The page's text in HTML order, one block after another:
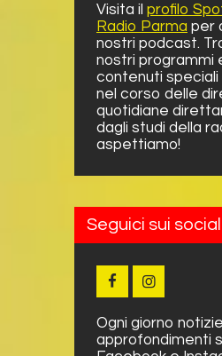
Visita il profilo
Radio Parma per
nostri podcast.
nostri programmi
contenuti speciali
nel corso delle
quotidiane
dagli studi della
aspettiamo!
Seguici sui
Ogni giorno
approfondimenti